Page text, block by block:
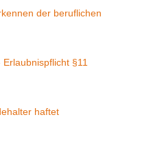
der beruflichen
§11
haftet